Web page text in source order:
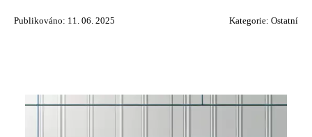
Publikováno: 11. 06. 2025 Kategorie: Ostatní